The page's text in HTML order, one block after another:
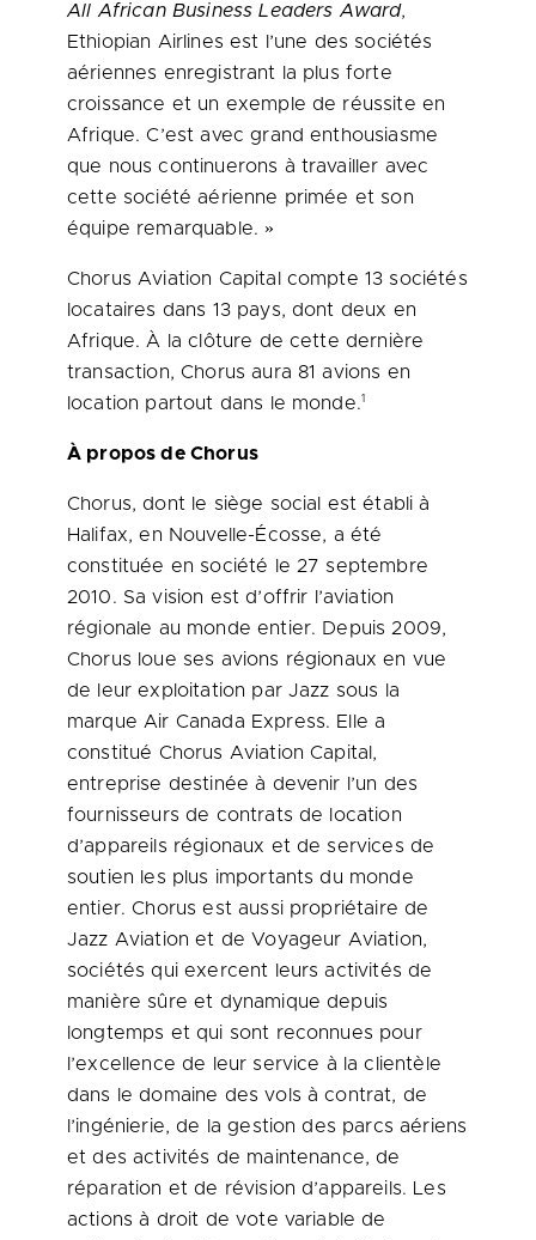
All African Business Leaders Award,
Ethiopian Airlines est l’une des sociétés
aériennes enregistrant la plus forte
croissance et un exemple de réussite en
Afrique. C’est avec grand enthousiasme
que nous continuerons à travailler avec
cette société aérienne primée et son
équipe remarquable. »
Chorus Aviation Capital compte 13 sociétés
locataires dans 13 pays, dont deux en
Afrique. À la clôture de cette dernière
transaction, Chorus aura 81 avions en
location partout dans le monde.1
À propos de Chorus
Chorus, dont le siège social est établi à
Halifax, en Nouvelle-Écosse, a été
constituée en société le 27 septembre
2010. Sa vision est d’offrir l’aviation
régionale au monde entier. Depuis 2009,
Chorus loue ses avions régionaux en vue
de leur exploitation par Jazz sous la
marque Air Canada Express. Elle a
constitué Chorus Aviation Capital,
entreprise destinée à devenir l’un des
fournisseurs de contrats de location
d’appareils régionaux et de services de
soutien les plus importants du monde
entier. Chorus est aussi propriétaire de
Jazz Aviation et de Voyageur Aviation,
sociétés qui exercent leurs activités de
manière sûre et dynamique depuis
longtemps et qui sont reconnues pour
l’excellence de leur service à la clientèle
dans le domaine des vols à contrat, de
l’ingénierie, de la gestion des parcs aériens
et des activités de maintenance, de
réparation et de révision d’appareils. Les
actions à droit de vote variable de